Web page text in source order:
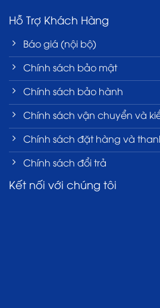
Hỗ Trợ Khách Hàng
Báo giá (nội bộ)
Chính sách bảo mật
Chính sách bảo hành
Chính sách vận chuyển và
Chính sách đặt hàng và
Chính sách đổi trả
Kết nối với chúng tôi